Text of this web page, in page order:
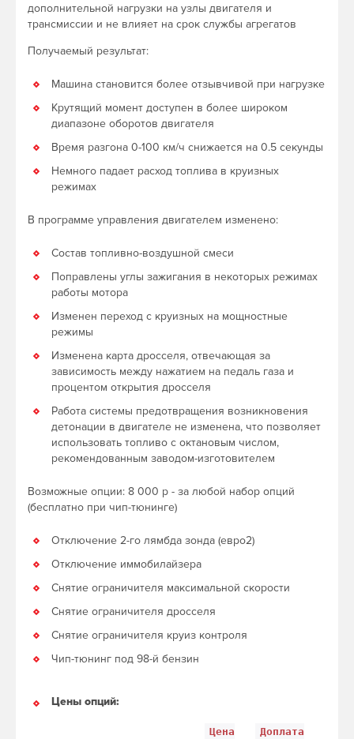
дополнительной нагрузки на узлы двигателя и
трансмиссии и не влияет на срок службы агрегатов
Получаемый результат:
Машина становится более отзывчивой при нагрузке
Крутящий момент доступен в более широком
диапазоне оборотов двигателя
Время разгона 0-100 км/ч снижается на 0.5 секунды
Немного падает расход топлива в круизных
режимах
В программе управления двигателем изменено:
Состав топливно-воздушной смеси
Поправлены углы зажигания в некоторых режимах
работы мотора
Изменен переход с круизных на мощностные
режимы
Изменена карта дросселя, отвечающая за
зависимость между нажатием на педаль газа и
процентом открытия дросселя
Работа системы предотвращения возникновения
детонации в двигателе не изменена, что позволяет
использовать топливо с октановым числом,
рекомендованным заводом-изготовителем
Возможные опции: 8 000 р - за любой набор опций
(бесплатно при чип-тюнинге)
Отключение 2-го лямбда зонда (евро2)
Отключение иммобилайзера
Снятие ограничителя максимальной скорости
Снятие ограничителя дросселя
Снятие ограничителя круиз контроля
Чип-тюнинг под 98-й бензин
Цены опций:
Цена
Доплата